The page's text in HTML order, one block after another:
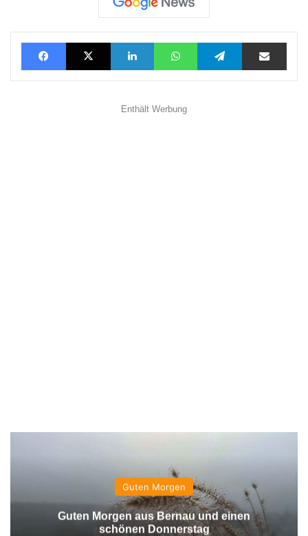
FacebookX LinkedInWhatsAppTelegramTeilen via E-Mail
Enthält Werbung
Guten Morgen
Guten Morgen aus Bernau und einen
schönen Donnerstag